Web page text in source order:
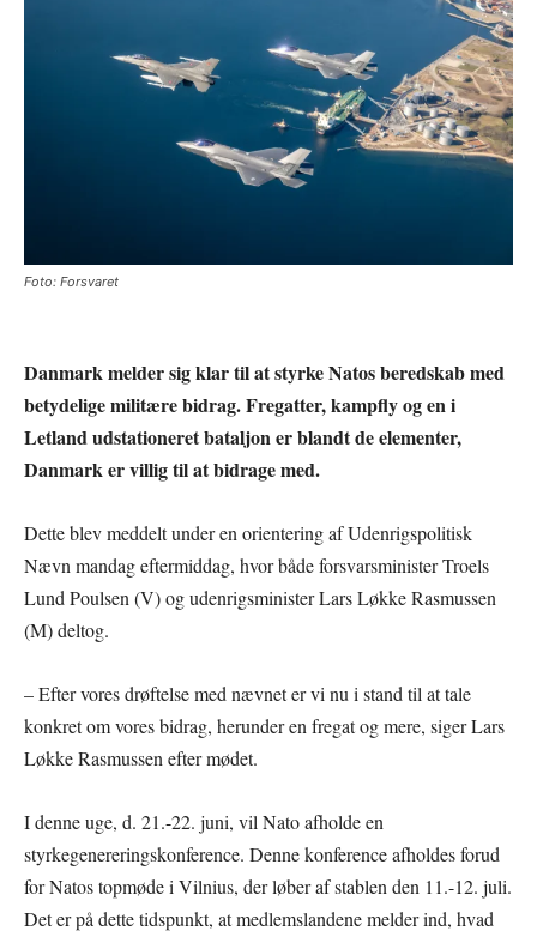
Foto: Forsvaret
Danmark melder sig klar til at styrke Natos beredskab med
betydelige militære bidrag. Fregatter, kampfly og en i
Letland udstationeret bataljon er blandt de elementer,
Danmark er villig til at bidrage med.
Dette blev meddelt under en orientering af Udenrigspolitisk
Nævn mandag eftermiddag, hvor både forsvarsminister Troels
Lund Poulsen (V) og udenrigsminister Lars Løkke Rasmussen
(M) deltog.
– Efter vores drøftelse med nævnet er vi nu i stand til at tale
konkret om vores bidrag, herunder en fregat og mere, siger Lars
Løkke Rasmussen efter mødet.
I denne uge, d. 21.-22. juni, vil Nato afholde en
styrkegenereringskonference. Denne konference afholdes forud
for Natos topmøde i Vilnius, der løber af stablen den 11.-12. juli.
Det er på dette tidspunkt, at medlemslandene melder ind, hvad